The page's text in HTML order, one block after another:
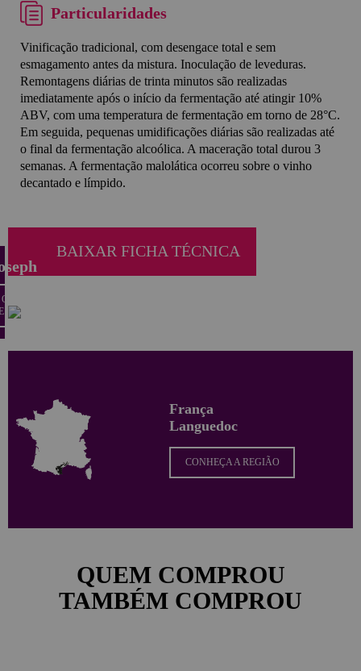
Particularidades
Vinificação tradicional, com desengace total e sem
esmagamento antes da mistura. Inoculação de leveduras.
Remontagens diárias de trinta minutos são realizadas
imediatamente após o início da fermentação até atingir 10%
ABV, com uma temperatura de fermentação em torno de 28°C.
Em seguida, pequenas umidificações diárias são realizadas até
o final da fermentação alcoólica. A maceração total durou 3
semanas. A fermentação malolática ocorreu sobre o vinho
decantado e límpido.
BAIXAR FICHA TÉCNICA
França
Languedoc
CONHEÇA A REGIÃO
QUEM COMPROU
TAMBÉM COMPROU